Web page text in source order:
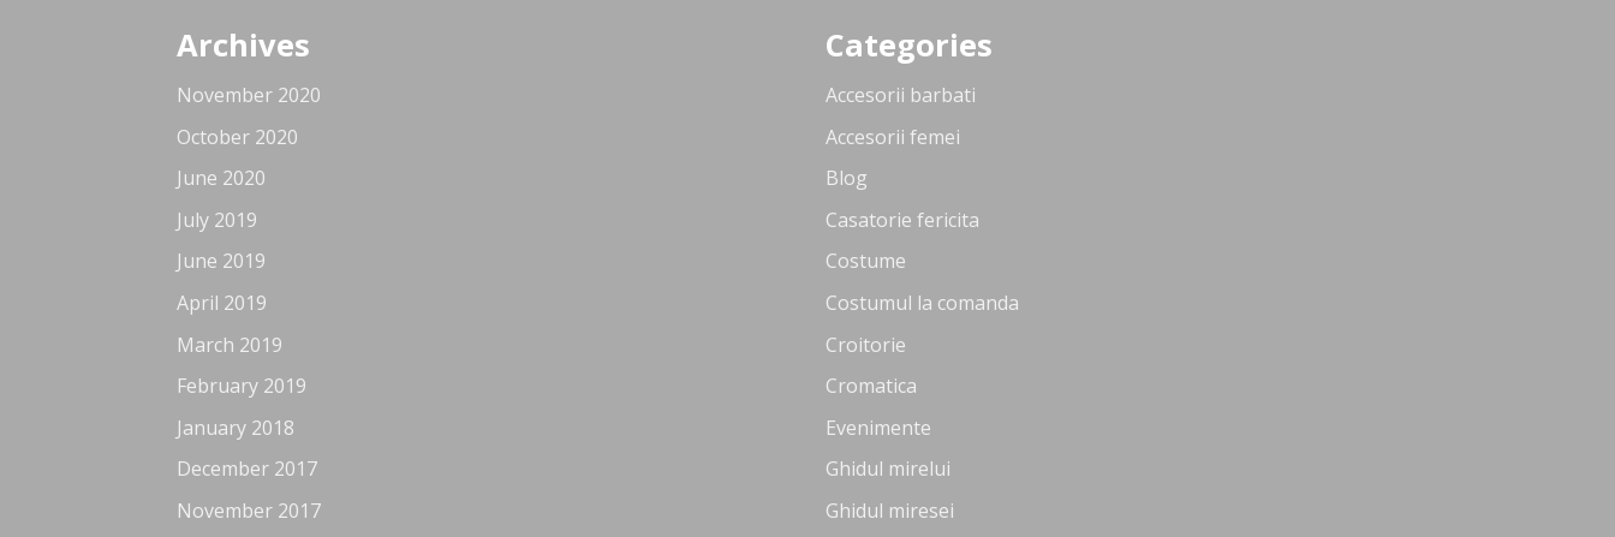
Archives
November 2020
October 2020
June 2020
July 2019
June 2019
April 2019
March 2019
February 2019
January 2018
December 2017
November 2017
Categories
Accesorii barbati
Accesorii femei
Blog
Casatorie fericita
Costume
Costumul la comanda
Croitorie
Cromatica
Evenimente
Ghidul mirelui
Ghidul miresei